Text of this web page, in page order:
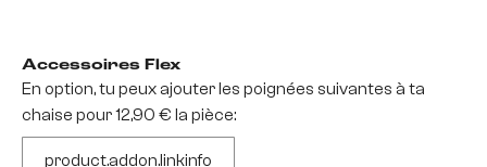
Accessoires Flex
En option, tu peux ajouter les poignées suivantes à ta
chaise pour 12,90 € la pièce:
product.addon.linkinfo